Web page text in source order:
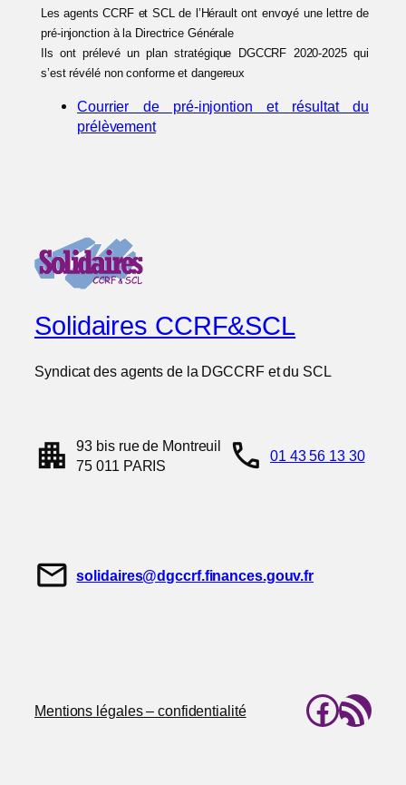
Les agents CCRF et SCL de l’Hérault ont envoyé une lettre de
pré-injonction à la Directrice Générale
Ils ont prélevé un plan stratégique DGCCRF 2020-2025 qui
s’est révélé non conforme et dangereux
Courrier de pré-injontion et résultat du
prélèvement
Solidaires CCRF&SCL
Syndicat des agents de la DGCCRF et du SCL
apartment
93 bis rue de Montreuil
75 011 PARIS
call 01 43 56 13 30
mail solidaires@dgccrf.finances.gouv.fr
Mentions légales – confidentialité Flux RSS